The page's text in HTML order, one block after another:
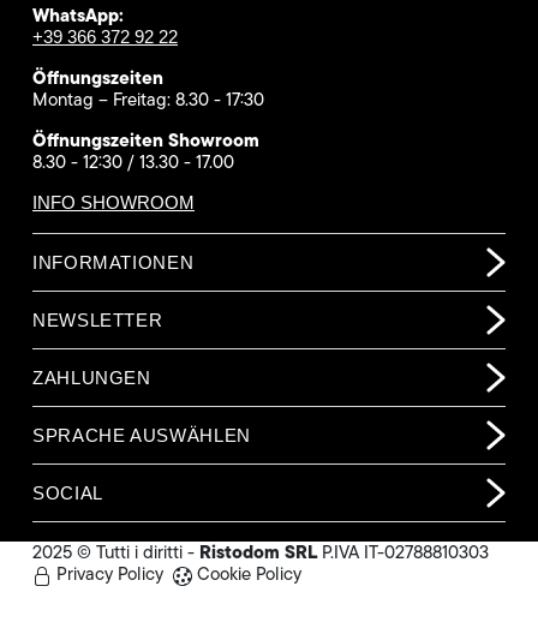
WhatsApp:
+39 366 372 92 22
Öffnungszeiten
Montag – Freitag: 8.30 - 17:30
Öffnungszeiten Showroom
8.30 - 12:30 / 13.30 - 17.00
INFO SHOWROOM
INFORMATIONEN
NEWSLETTER
ZAHLUNGEN
SPRACHE AUSWÄHLEN
SOCIAL
2025 © Tutti i diritti - Ristodom SRLP.IVA IT-02788810303
Privacy Policy
Cookie Policy